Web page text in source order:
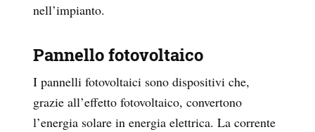
nell’impianto.
Pannello fotovoltaico
I pannelli fotovoltaici sono dispositivi che,
grazie all’effetto fotovoltaico, convertono
l’energia solare in energia elettrica. La corrente